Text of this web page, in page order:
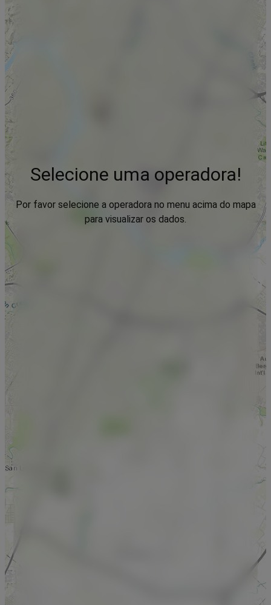
Selecione uma operadora!
Por favor selecione a operadora no menu acima do mapa
para visualizar os dados.